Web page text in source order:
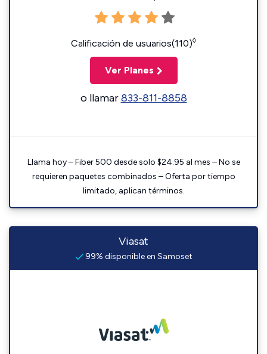
Calificación de usuarios(110)◊
Ver Planes
o llamar833-811-8858
Llama hoy – Fiber 500 desde solo $24.95 al mes – No se
requieren paquetes combinados – Oferta por tiempo
limitado, aplican términos.
Viasat
99% disponible en Samoset